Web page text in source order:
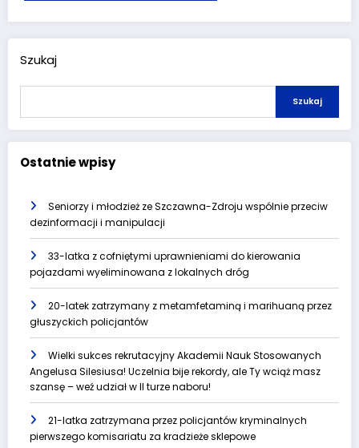
Szukaj
Szukaj
Ostatnie wpisy
Seniorzy i młodzież ze Szczawna-Zdroju wspólnie przeciw
dezinformacji i manipulacji
33-latka z cofniętymi uprawnieniami do kierowania
pojazdami wyeliminowana z lokalnych dróg
20-latek zatrzymany z metamfetaminą i marihuaną przez
głuszyckich policjantów
Wielki sukces rekrutacyjny Akademii Nauk Stosowanych
Angelusa Silesiusa! Uczelnia bije rekordy, ale Ty wciąż masz
szansę – weź udział w II turze naboru!
21-latka zatrzymana przez policjantów kryminalnych
pierwszego komisariatu za kradzieże sklepowe